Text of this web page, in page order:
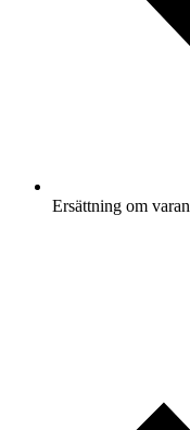
Ersättning om